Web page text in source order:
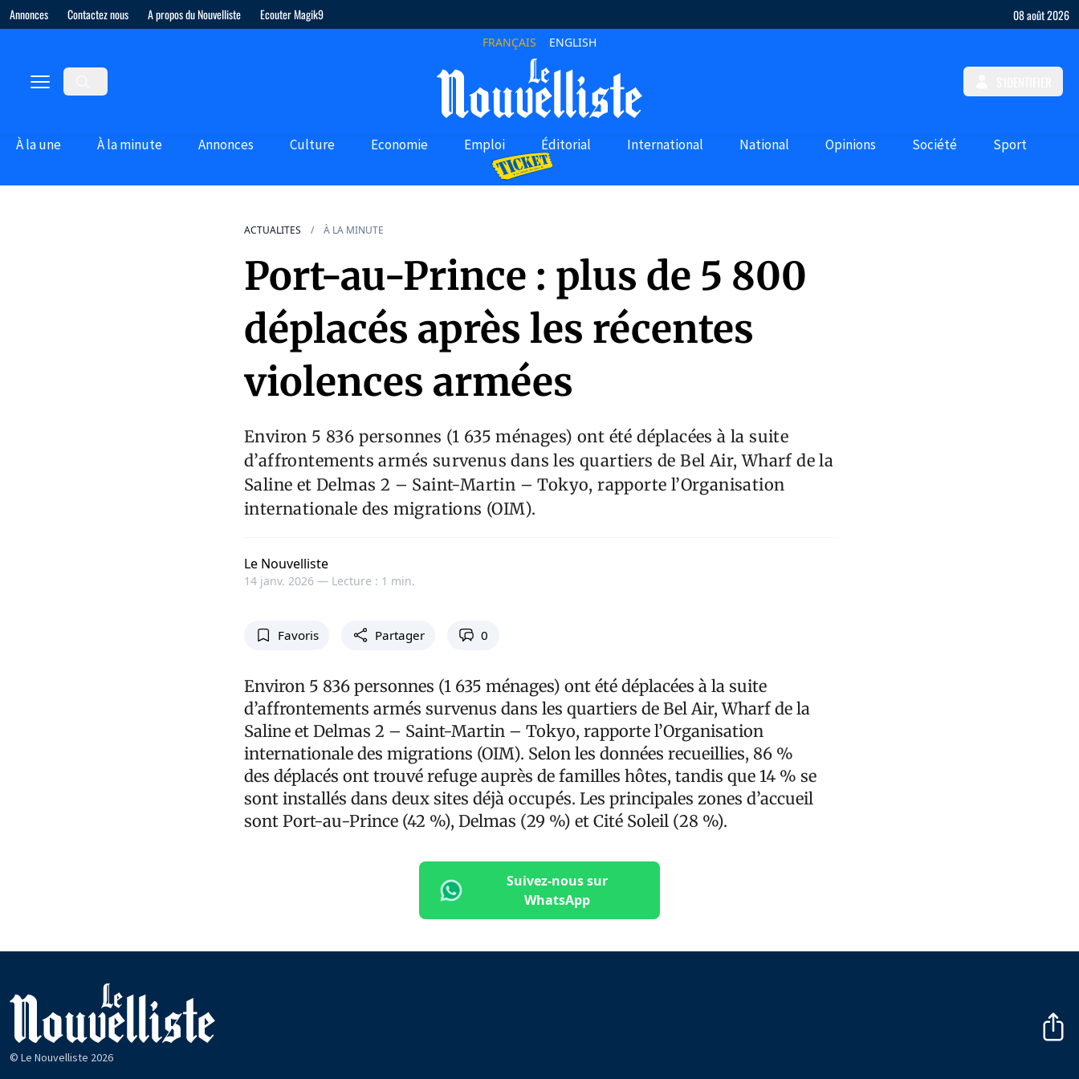
Annonces Contactez nous A propos du Nouvelliste Ecouter Magik9 08 août 2026
FRANÇAIS ENGLISH
À la une À la minute Annonces Culture Economie Emploi Éditorial International National Opinions Société Sport
ACTUALITES À LA MINUTE
Port-au-Prince : plus de 5 800
déplacés après les récentes
violences armées
Environ 5 836 personnes (1 635 ménages) ont été déplacées à la suite
d’affrontements armés survenus dans les quartiers de Bel Air, Wharf de la
Saline et Delmas 2 – Saint-Martin – Tokyo, rapporte l’Organisation
internationale des migrations (OIM).
Le Nouvelliste
14 janv. 2026 — Lecture : 1 min.
Favoris Partager 0
Environ 5 836 personnes (1 635 ménages) ont été déplacées à la suite
d’affrontements armés survenus dans les quartiers de Bel Air, Wharf de la
Saline et Delmas 2 – Saint-Martin – Tokyo, rapporte l’Organisation
internationale des migrations (OIM). Selon les données recueillies, 86 %
des déplacés ont trouvé refuge auprès de familles hôtes, tandis que 14 % se
sont installés dans deux sites déjà occupés. Les principales zones d’accueil
sont Port-au-Prince (42 %), Delmas (29 %) et Cité Soleil (28 %).
Suivez-nous sur
WhatsApp
© Le Nouvelliste 2026